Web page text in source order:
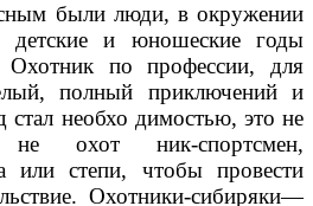
были люди, в окружении
детские и юношеские годы
Охотник по профессии, для
полный приключений и
стал необхо димостью, это не
не охот ник-спортсмен,
или степи, чтобы провести
Охотники-сибиряки—